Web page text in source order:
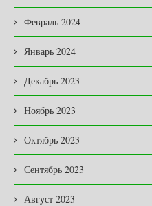
Февраль 2024
Январь 2024
Декабрь 2023
Ноябрь 2023
Октябрь 2023
Сентябрь 2023
Август 2023